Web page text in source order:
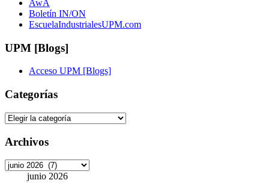
AwA
Boletín IN/ON
EscuelaIndustrialesUPM.com
UPM [Blogs]
Acceso UPM [Blogs]
Categorías
Categorías
Archivos
Archivos
junio 2026